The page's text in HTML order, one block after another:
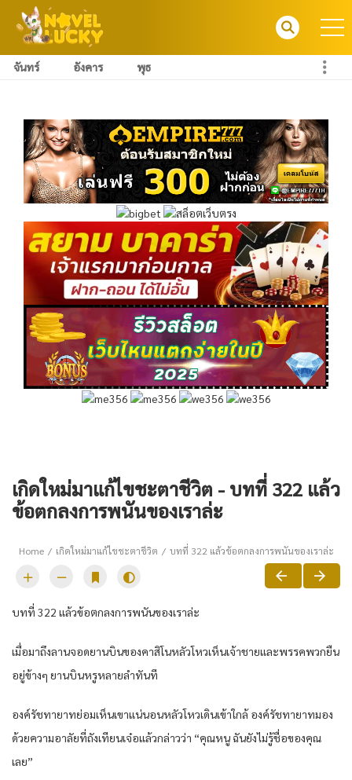
จันทร์ อังคาร พุธ
เกิดใหม่มาแก้ไขชะตาชีวิต - บทที่ 322 แล้ว
ข้อตกลงการพนันของเราล่ะ
Home เกิดใหม่มาแก้ไขชะตาชีวิต บทที่ 322 แล้วข้อตกลงการพนันของเราล่ะ
บทที่ 322 แล้วข้อตกลงการพนันของเราล่ะ
เมื่อมาถึงลานจอดยานบินของคาสิโนหลัวโหวเห็นเจ้าชายและพรรคพวกยืน
อยู่ข้างๆ ยานบินหรูหลายลำทันที
องค์รัชทายาทย่อมเห็นเขาแน่นอนหลัวโหวเดินเข้าใกล้ องค์รัชทายาทมอง
ด้วยความอาลัยที่ถังเทียนเจ๋อแล้วกล่าวว่า “คุณหนู ฉันยังไม่รู้ชื่อของคุณ
เลย”